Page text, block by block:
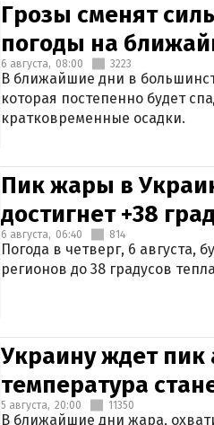
Грозы сменят
погоды на
6 августа, 08:00 3223
В ближайшие дни в
которая постепенно будет
кратковременные осадки.
Пик жары в
достигнет +38
6 августа, 06:40 814
Погода в четверг, 6 августа,
регионов до 38 градусов
Украину ждет
температура
5 августа, 20:00 11350
В ближайшие дни жара,